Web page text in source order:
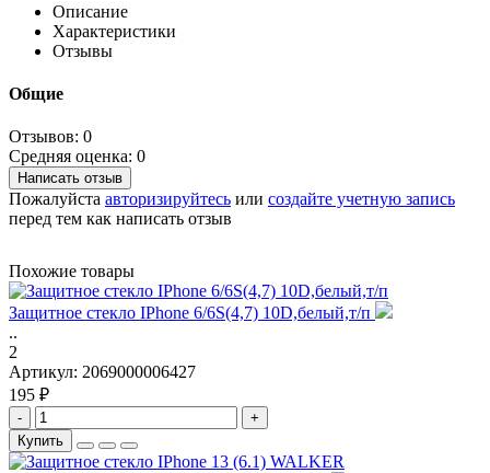
Описание
Характеристики
Отзывы
Общие
Отзывов: 0
Средняя оценка: 0
Написать отзыв
Пожалуйста авторизируйтесь или создайте учетную запись
перед тем как написать отзыв
Похожие товары
Защитное стекло IPhone 6/6S(4,7) 10D,белый,т/п
..
2
Артикул: 2069000006427
195 ₽
-
+
Купить